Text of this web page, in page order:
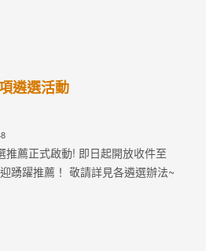
遴選活動
薦正式啟動! 即日起開放收件至
踴躍推薦！ 敬請詳見各遴選辦法~